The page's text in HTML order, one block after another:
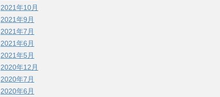
2021年10月
2021年9月
2021年7月
2021年6月
2021年5月
2020年12月
2020年7月
2020年6月